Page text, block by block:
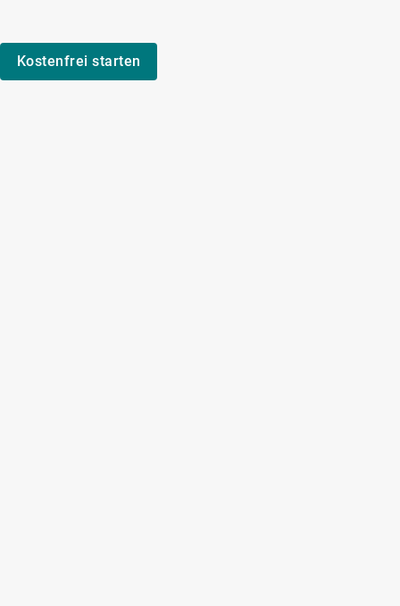
Kostenfrei starten